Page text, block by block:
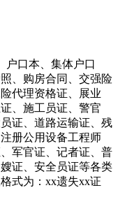
户口本、集体户口
、购房合同、交强险
代理资格证、展业
、施工员证、警官
证、道路运输证、残
册公用设备工程师
军官证、记者证、普
证、安全员证等各类
式为：xx遗失xx证